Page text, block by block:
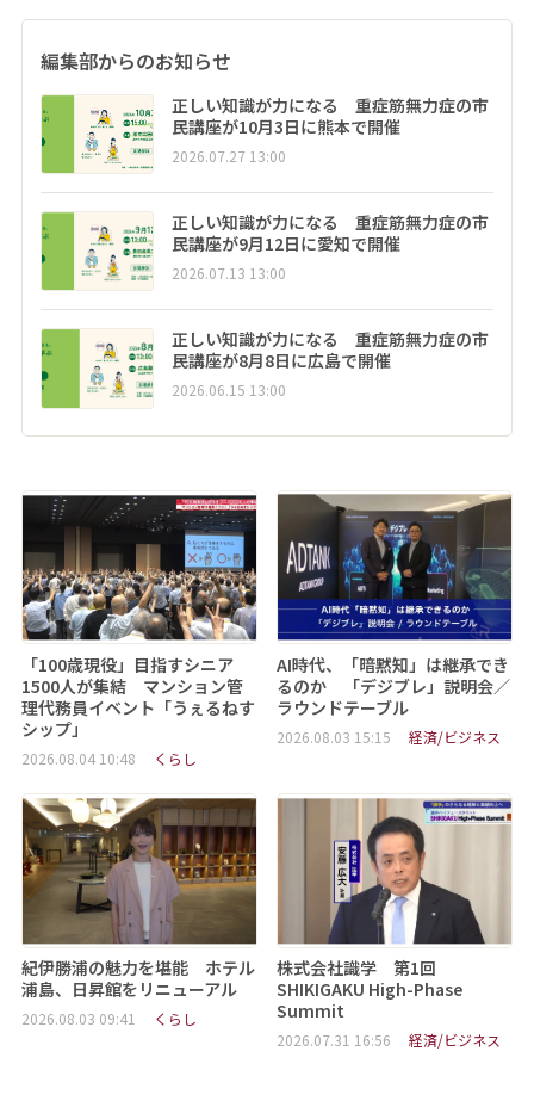
編集部からのお知らせ
正しい知識が力になる 重症筋無力症の市
民講座が10月3日に熊本で開催
2026.07.27 13:00
正しい知識が力になる 重症筋無力症の市
民講座が9月12日に愛知で開催
2026.07.13 13:00
正しい知識が力になる 重症筋無力症の市
民講座が8月8日に広島で開催
2026.06.15 13:00
「100歳現役」目指すシニア
1500人が集結 マンション管
理代務員イベント「うぇるねす
シップ」
2026.08.04 10:48 くらし
AI時代、「暗黙知」は継承でき
るのか 「デジブレ」説明会／
ラウンドテーブル
2026.08.03 15:15 経済/ビジネス
紀伊勝浦の魅力を堪能 ホテル
浦島、日昇館をリニューアル
2026.08.03 09:41 くらし
株式会社識学 第1回
SHIKIGAKU High-Phase
Summit
2026.07.31 16:56 経済/ビジネス